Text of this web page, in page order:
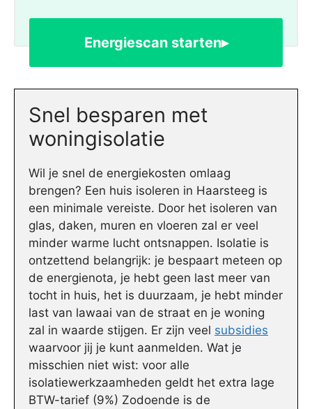
Energiescan starten▸
Snel besparen met
woningisolatie
Wil je snel de energiekosten omlaag
brengen? Een huis isoleren in Haarsteeg is
een minimale vereiste. Door het isoleren van
glas, daken, muren en vloeren zal er veel
minder warme lucht ontsnappen. Isolatie is
ontzettend belangrijk: je bespaart meteen op
de energienota, je hebt geen last meer van
tocht in huis, het is duurzaam, je hebt minder
last van lawaai van de straat en je woning
zal in waarde stijgen. Er zijn veel subsidies
waarvoor jij je kunt aanmelden. Wat je
misschien niet wist: voor alle
isolatiewerkzaamheden geldt het extra lage
BTW-tarief (9%) Zodoende is de